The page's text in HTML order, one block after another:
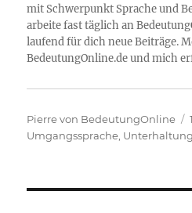
mit Schwerpunkt Sprache und
arbeite fast täglich an
laufend für dich neue Beiträge.
BedeutungOnline.de und mich
Autor
Pierre von BedeutungOnline
Umgangssprache